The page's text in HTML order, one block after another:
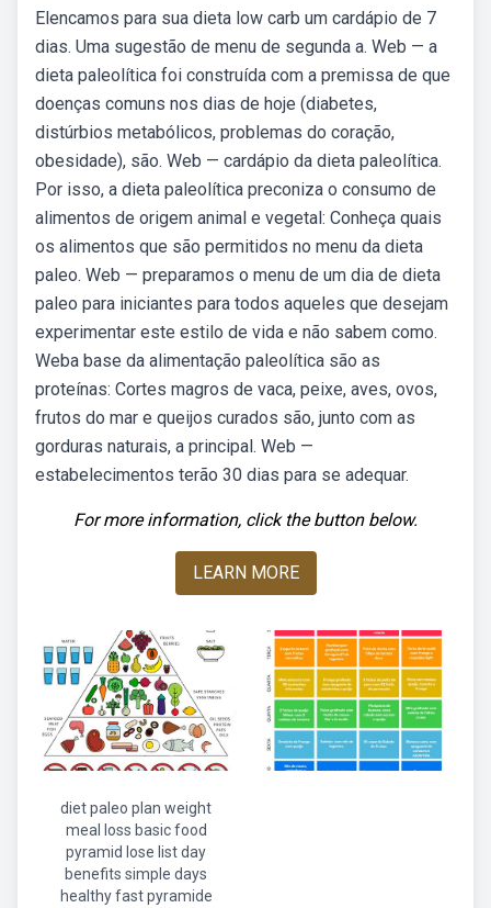
Elencamos para sua dieta low carb um cardápio de 7
dias. Uma sugestão de menu de segunda a. Web — a
dieta paleolítica foi construída com a premissa de que
doenças comuns nos dias de hoje (diabetes,
distúrbios metabólicos, problemas do coração,
obesidade), são. Web — cardápio da dieta paleolítica.
Por isso, a dieta paleolítica preconiza o consumo de
alimentos de origem animal e vegetal: Conheça quais
os alimentos que são permitidos no menu da dieta
paleo. Web — preparamos o menu de um dia de dieta
paleo para iniciantes para todos aqueles que desejam
experimentar este estilo de vida e não sabem como.
Weba base da alimentação paleolítica são as
proteínas: Cortes magros de vaca, peixe, aves, ovos,
frutos do mar e queijos curados são, junto com as
gorduras naturais, a principal. Web —
estabelecimentos terão 30 dias para se adequar.
For more information, click the button below.
LEARN MORE
diet paleo plan weight
meal loss basic food
pyramid lose list day
benefits simple days
healthy fast pyramide